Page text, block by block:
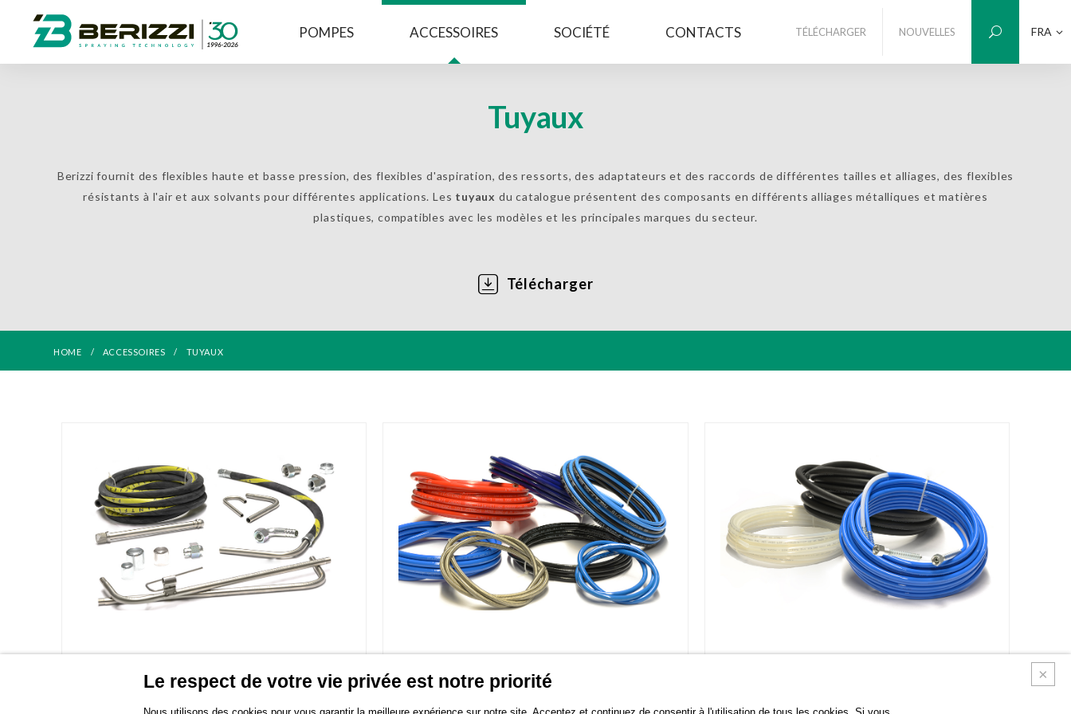
POMPES ACCESSOIRES SOCIÉTÉ CONTACTS TÉLÉCHARGER NOUVELLES FRA
Tuyaux
Berizzi fournit des flexibles haute et basse pression, des flexibles d'aspiration, des ressorts, des adaptateurs et des raccords de différentes tailles et alliages, des flexibles
résistants à l'air et aux solvants pour différentes applications. Les tuyaux du catalogue présentent des composants en différents alliages métalliques et matières
plastiques, compatibles avec les modèles et les principales marques du secteur.
Télécharger
HOME ACCESSOIRES TUYAUX
SYSTÈMES D'ASPIRATION TUYAUX HAUTE PRESSION
Le respect de votre vie privée est notre priorité